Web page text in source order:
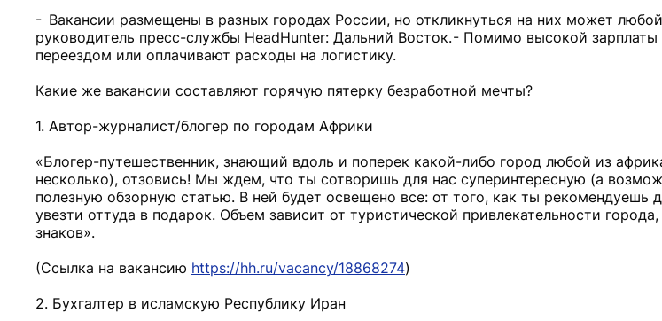
- Вакансии размещены в разных городах России, но откликнуться на них может
руководитель пресс-службы HeadHunter: Дальний Восток. - Помимо высокой
переездом или оплачивают расходы на логистику.
Какие же вакансии составляют горячую пятерку безработной мечты?
1. Автор-журналист/блогер по городам Африки
«Блогер-путешественник, знающий вдоль и поперек какой-либо город любой из
несколько), отзовись! Мы ждем, что ты сотворишь для нас суперинтересную (а
полезную обзорную статью. В ней будет освещено все: от того, как ты рекомендуешь
увезти оттуда в подарок. Объем зависит от туристической привлекательности
знаков».
(Ссылка на вакансию https://hh.ru/vacancy/18868274)
2. Бухгалтер в исламскую Республику Иран